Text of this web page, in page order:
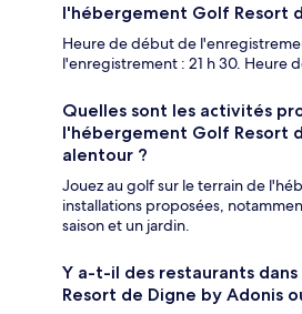
l'hébergement Golf Resort
Heure de début de
l'enregistrement : 21 h 30. Heure
Quelles sont les activités
l'hébergement Golf Resort
alentour ?
Jouez au golf sur le terrain de
installations proposées,
saison et un jardin.
Y a-t-il des restaurants
Resort de Digne by Adonis